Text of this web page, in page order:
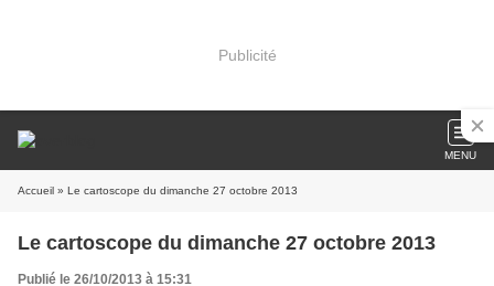
Publicité
MENU
Accueil » Le cartoscope du dimanche 27 octobre 2013
Le cartoscope du dimanche 27 octobre 2013
Publié le 26/10/2013 à 15:31